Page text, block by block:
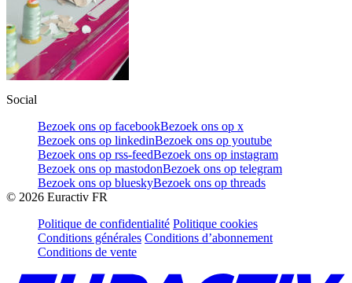
Social
Bezoek ons op facebookBezoek ons op x
Bezoek ons op linkedinBezoek ons op youtube
Bezoek ons op rss-feedBezoek ons op instagram
Bezoek ons op mastodonBezoek ons op telegram
Bezoek ons op blueskyBezoek ons op threads
© 2026 Euractiv FR
Politique de confidentialité Politique cookies
Conditions générales Conditions d’abonnement
Conditions de vente